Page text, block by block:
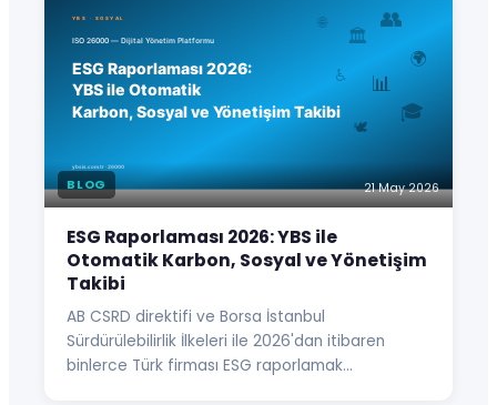
BLOG 21 May 2026
ESG Raporlaması 2026: YBS ile
Otomatik Karbon, Sosyal ve Yönetişim
Takibi
AB CSRD direktifi ve Borsa İstanbul
Sürdürülebilirlik İlkeleri ile 2026'dan itibaren
binlerce Türk firması ESG raporlamak…